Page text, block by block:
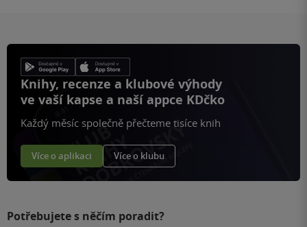
Knihy, recenze a klubové výhody
ve vaší kapse a naší appce KDčko
Každý měsíc společně přečteme tisíce knih
Více o aplikaci Více o klubu
Potřebujete s něčím poradit?